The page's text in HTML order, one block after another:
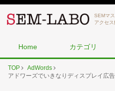
SEMマ
アクセ
Home カテゴリ
TOP
AdWords
アドワーズでいきなりディスプレイ広